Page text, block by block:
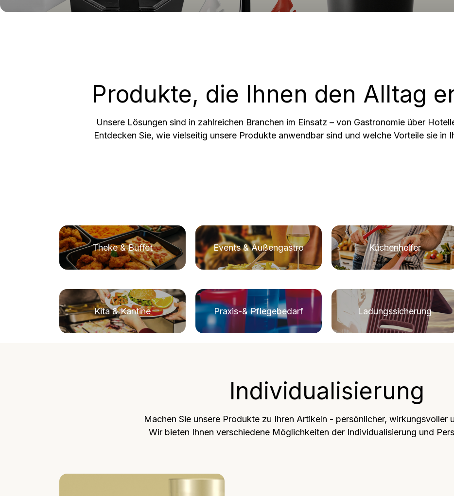
Frühstücks-Duo Rührschüssel Rührbecher
Produkte, die Ihnen den Alltag
Unsere Lösungen sind in zahlreichen Branchen im Einsatz – von Gastronomie über
Entdecken Sie, wie vielseitig unsere Produkte anwendbar sind und welche Vorteile sie in
Theke & Buffet Events & Außengastro Küchenhelfer
Kita & Kantine Praxis-& Pflegebedarf Ladungssicherung
Individualisierung
Machen Sie unsere Produkte zu Ihren Artikeln - persönlicher, wirkungsvoller
Wir bieten Ihnen verschiedene Möglichkeiten der Individualisierung und